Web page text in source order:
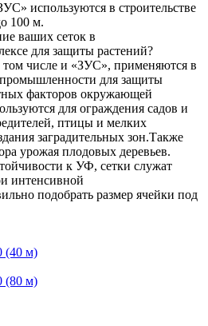
используются в строительстве
100 м.
ваших сеток в
для защиты растений?
числе и «ЗУС», применяются в
для защиты
факторов окружающей
для ограждения садов и
птицы и мелких
заградительных зон.Также
урожая плодовых деревьев.
к УФ, сетки служат
интенсивной
подобрать размер ячейки под
(40 м)
(80 м)